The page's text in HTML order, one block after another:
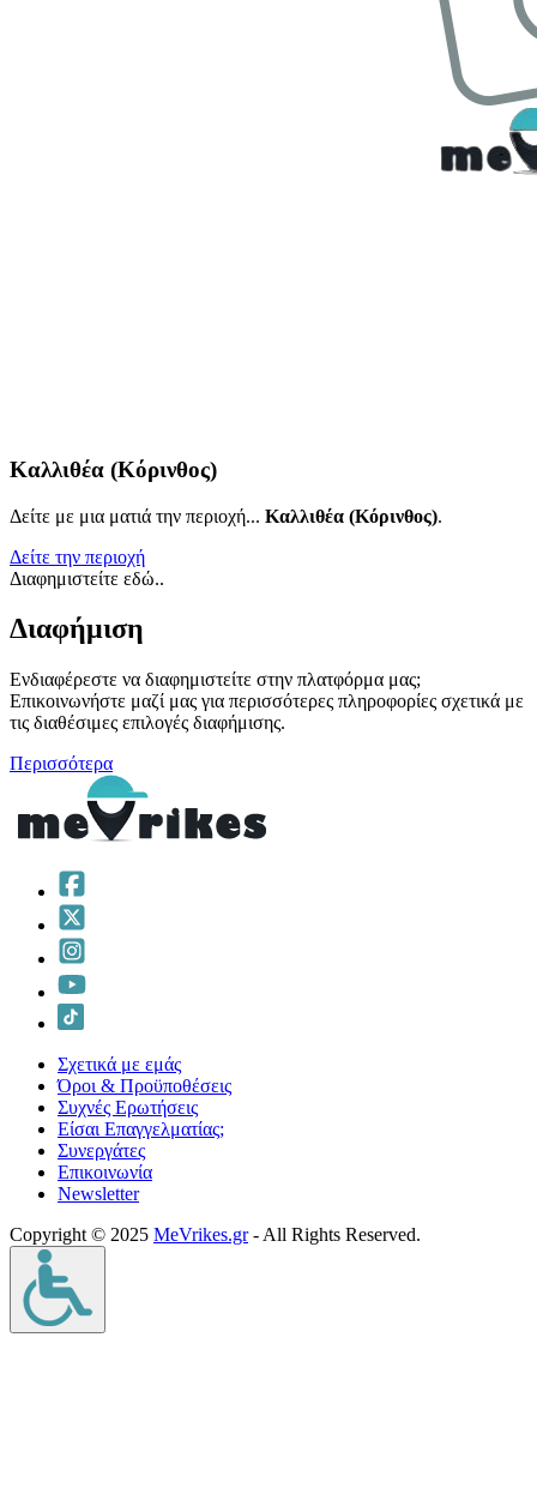
Καλλιθέα (Κόρινθος)
Δείτε με μια ματιά την περιοχή... Καλλιθέα (Κόρινθος).
Δείτε την περιοχή
Διαφημιστείτε εδώ..
Διαφήμιση
Ενδιαφέρεστε να διαφημιστείτε στην πλατφόρμα μας;
Επικοινωνήστε μαζί μας για περισσότερες πληροφορίες σχετικά με
τις διαθέσιμες επιλογές διαφήμισης.
Περισσότερα
Σχετικά με εμάς
Όροι & Προϋποθέσεις
Συχνές Ερωτήσεις
Είσαι Επαγγελματίας;
Συνεργάτες
Επικοινωνία
Νewsletter
Copyright © 2025 MeVrikes.gr- All Rights Reserved.